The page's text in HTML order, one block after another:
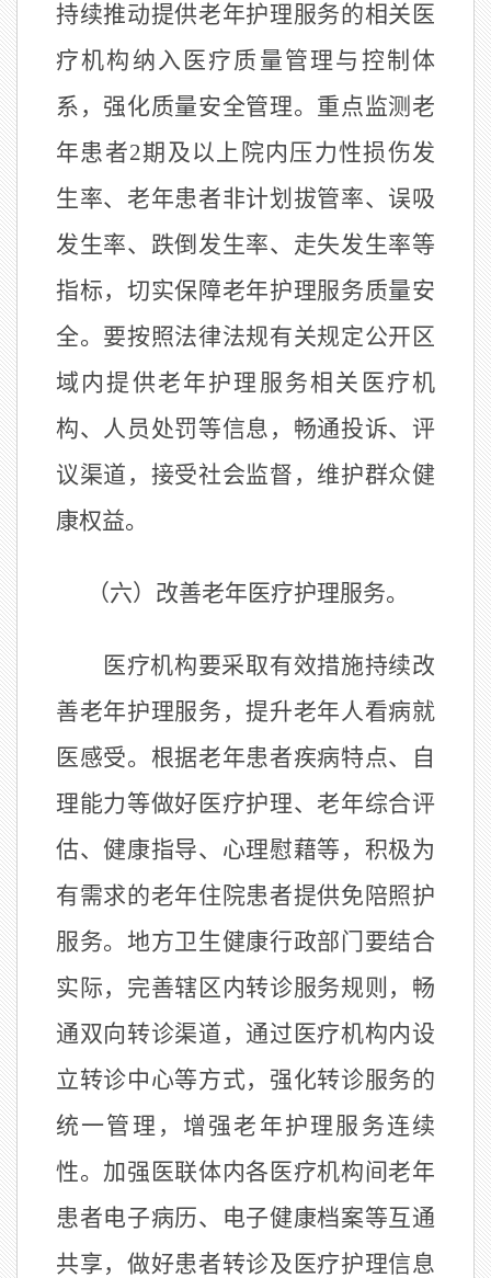
持续推动提供老年护理服务的相关医
疗机构纳入医疗质量管理与控制体
系，强化质量安全管理。重点监测老
年患者2期及以上院内压力性损伤发
生率、老年患者非计划拔管率、误吸
发生率、跌倒发生率、走失发生率等
指标，切实保障老年护理服务质量安
全。要按照法律法规有关规定公开区
域内提供老年护理服务相关医疗机
构、人员处罚等信息，畅通投诉、评
议渠道，接受社会监督，维护群众健
康权益。
（六）改善老年医疗护理服务。
医疗机构要采取有效措施持续改
善老年护理服务，提升老年人看病就
医感受。根据老年患者疾病特点、自
理能力等做好医疗护理、老年综合评
估、健康指导、心理慰藉等，积极为
有需求的老年住院患者提供免陪照护
服务。地方卫生健康行政部门要结合
实际，完善辖区内转诊服务规则，畅
通双向转诊渠道，通过医疗机构内设
立转诊中心等方式，强化转诊服务的
统一管理，增强老年护理服务连续
性。加强医联体内各医疗机构间老年
患者电子病历、电子健康档案等互通
共享，做好患者转诊及医疗护理信息